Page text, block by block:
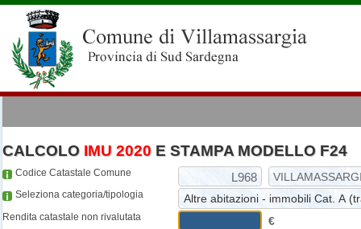
CALCOLO IMU 2020E STAMPA MODELLO F24
Codice Catastale Comune
Seleziona categoria/tipologia
Rendita catastale non rivalutata
€